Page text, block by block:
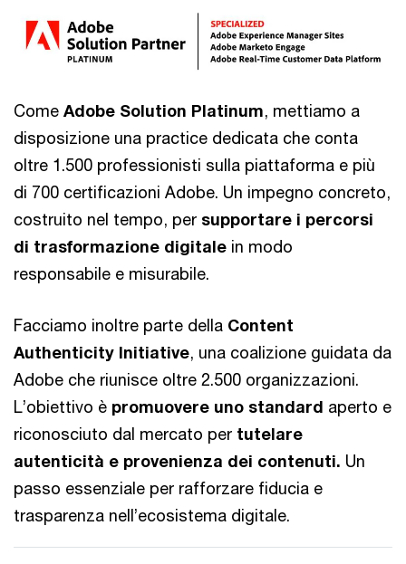
Come Adobe Solution Platinum, mettiamo a
disposizione una practice dedicata che conta
oltre 1.500 professionisti sulla piattaforma e più
di 700 certificazioni Adobe. Un impegno concreto,
costruito nel tempo, per supportare i percorsi
di trasformazione digitale in modo
responsabile e misurabile.
Facciamo inoltre parte della Content
Authenticity Initiative, una coalizione guidata da
Adobe che riunisce oltre 2.500 organizzazioni.
L’obiettivo è promuovere uno standard aperto e
riconosciuto dal mercato per tutelare
autenticità e provenienza dei contenuti. Un
passo essenziale per rafforzare fiducia e
trasparenza nell’ecosistema digitale.